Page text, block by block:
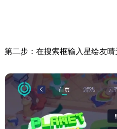
第二步：在搜索框输入星绘友